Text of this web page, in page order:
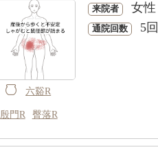
六谿R
殷門R 臀落R
来院者 女性
通院回数 5回